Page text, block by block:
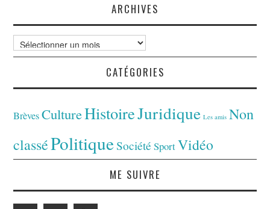
ARCHIVES
Archives
CATÉGORIES
Brèves CultureHistoireJuridique Les amis Non
classéPolitiqueSociété SportVidéo
ME SUIVRE